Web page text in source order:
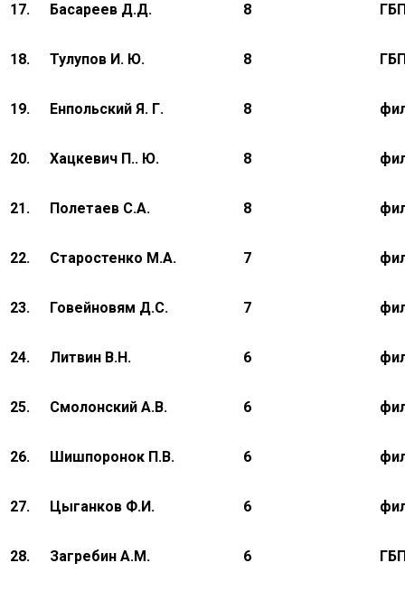
17. Басареев Д.Д. 8
18. Тулупов И. Ю. 8
19. Енпольский Я. Г. 8
20. Хацкевич П.. Ю. 8
21. Полетаев С.А. 8
22. Старостенко М.А. 7
23. Говейновям Д.С. 7
24. Литвин В.Н. 6
25. Смолонский А.В. 6
26. Шишпоронок П.В. 6
27. Цыганков Ф.И. 6
28. Загребин А.М. 6